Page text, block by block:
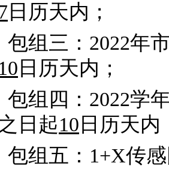
日历天内；
包组三： 2022年
10 日历天内；
包组四： 2022学
日起10 日历天内
包组五 ： 1+X传